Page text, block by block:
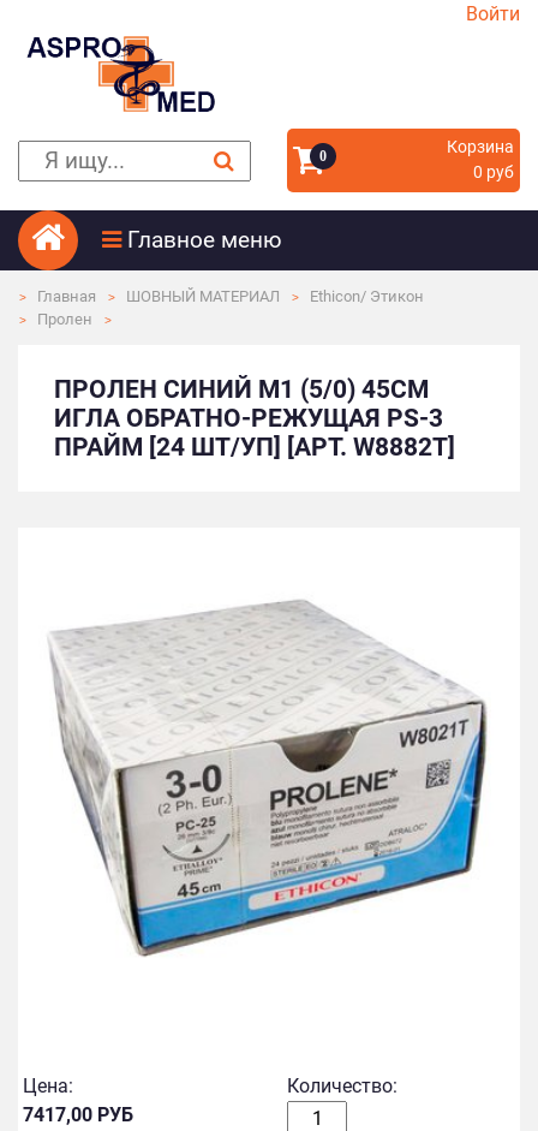
Войти
0
Корзина
0 руб
Главное меню
Главная ШОВНЫЙ МАТЕРИАЛ
Ethicon/ Этикон
Пролен
ПРОЛЕН СИНИЙ М1 (5/0) 45CM
ИГЛА ОБРАТНО-РЕЖУЩАЯ PS-3
ПРАЙМ [24 ШТ/УП] [АРТ. W8882T]
Цена:
7417,00 РУБ
Количество: